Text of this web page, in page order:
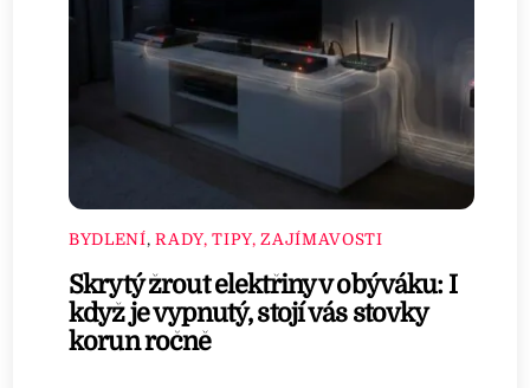
BYDLENÍ,RADY, TIPY, ZAJÍMAVOSTI
Skrytý žrout elektřiny v obýváku: I
když je vypnutý, stojí vás stovky
korun ročně